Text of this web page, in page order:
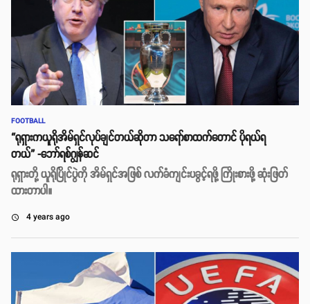
FOOTBALL
“ရုရှားကယူရိုအိမ်ရှင်လုပ်ချင်တယ်ဆိုတာ သရော်စာထက်တောင် ပိုရယ်ရ
တယ်” -ဘော်ရစ်ဂျွန်ဆင်
ရုရှားတို့ ယူရိုပြိုင်ပွဲကို အိမ်ရှင်အဖြစ် လက်ခံကျင်းပခွင့်ရဖို့ ကြိုးစားဖို့ ဆုံးဖြတ်
ထားတာပါ။
access_time 4 years ago